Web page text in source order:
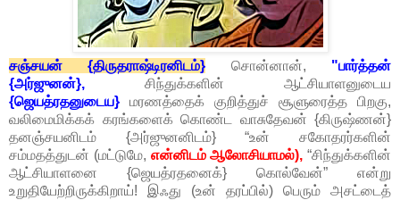
சஞ்சயன் {திருதராஷ்டிரனிடம்} சொன்னான், "பார்த்தன்
{அர்ஜுனன்}, சிந்துக்களின் ஆட்சியாளனுடைய
{ஜெயத்ரதனுடைய} மரணத்தைக் குறித்துச் சூளுரைத்த பிறகு,
வலிமைமிக்கக் கரங்களைக் கொண்ட வாசுதேவன் {கிருஷ்ணன்}
தனஞ்சயனிடம் {அர்ஜுனனிடம்} “உன் சகோதரர்களின்
சம்மதத்துடன் (மட்டுமே, என்னிடம் ஆலோசியாமல்), “சிந்துக்களின்
ஆட்சியாளனை {ஜெயத்ரதனைக்} கொல்வேன்” என்று
உறுதியேற்றிருக்கிறாய்! இஃது (உன் தரப்பில்) பெரும் அசட்டைத்